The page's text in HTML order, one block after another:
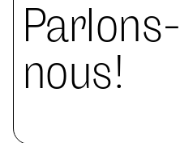
Parlons-
nous!